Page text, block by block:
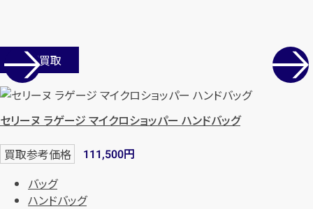
店舗買取
セリーヌ ラゲージ マイクロショッパー ハンドバッグ
買取参考価格 111,500円
バッグ
ハンドバッグ